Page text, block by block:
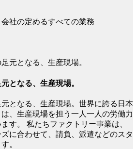
社の定めるすべての業務
となる、生産現場。
となる、生産現場。世界に誇る日本
、生産現場を担う一人一人の労働力
す。 私たちファクトリー事業は、
に合わせて、請負、派遣などのスタ
。